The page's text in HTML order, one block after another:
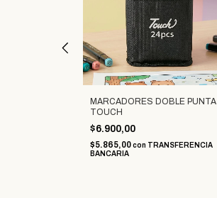
MARCADORES DOBLE PUNTA
TOUCH
$6.900,00
$5.865,00con TRANSFERENCIA
BANCARIA